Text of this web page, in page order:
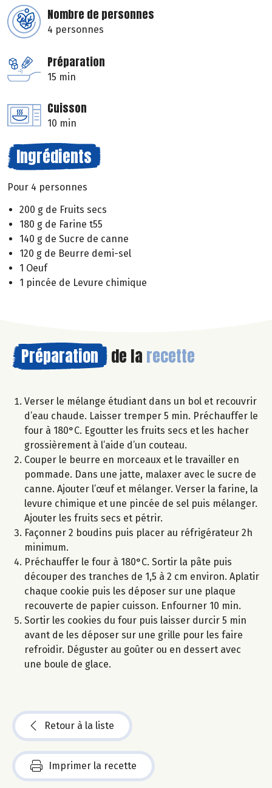
Nombre de personnes
4 personnes
Préparation
15 min
Cuisson
10 min
Ingrédients
Pour 4 personnes
200 g de Fruits secs
180 g de Farine t55
140 g de Sucre de canne
120 g de Beurre demi-sel
1 Oeuf
1 pincée de Levure chimique
Préparation de la recette
Verser le mélange étudiant dans un bol et recouvrir
d’eau chaude. Laisser tremper 5 min. Préchauffer le
four à 180°C. Egoutter les fruits secs et les hacher
grossièrement à l’aide d’un couteau.
Couper le beurre en morceaux et le travailler en
pommade. Dans une jatte, malaxer avec le sucre de
canne. Ajouter l’œuf et mélanger. Verser la farine, la
levure chimique et une pincée de sel puis mélanger.
Ajouter les fruits secs et pétrir.
Façonner 2 boudins puis placer au réfrigérateur 2h
minimum.
Préchauffer le four à 180°C. Sortir la pâte puis
découper des tranches de 1,5 à 2 cm environ. Aplatir
chaque cookie puis les déposer sur une plaque
recouverte de papier cuisson. Enfourner 10 min.
Sortir les cookies du four puis laisser durcir 5 min
avant de les déposer sur une grille pour les faire
refroidir. Déguster au goûter ou en dessert avec
une boule de glace.
Retour à la liste
Imprimer la recette